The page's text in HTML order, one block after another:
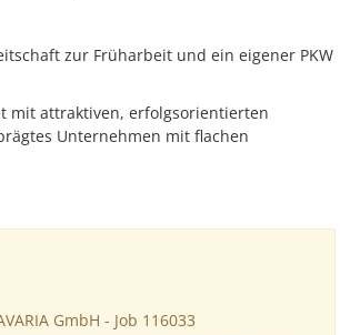
zur Früharbeit und ein eigener PKW
mit attraktiven, erfolgsorientierten
Unternehmen mit flachen
GmbH - Job 116033